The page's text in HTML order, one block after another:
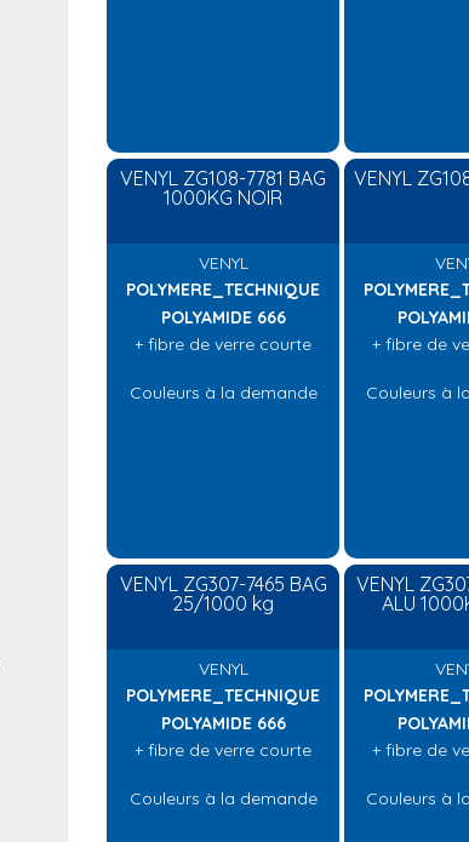
VENYL ZG108-7781 BAG
1000KG NOIR
VENYL
POLYMERE_TECHNIQUE
POLYAMIDE 666
+ fibre de verre courte
Couleurs à la demande
VENYL
+ fibre de
Couleurs à
VENYL ZG307-7465 BAG
25/1000 kg
VENYL
POLYMERE_TECHNIQUE
POLYAMIDE 666
+ fibre de verre courte
Couleurs à la demande
VENYL
ALU
+ fibre de
Couleurs à